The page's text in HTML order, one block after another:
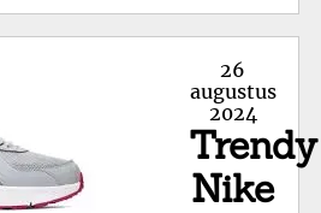
Posted
on
26
augustus
2024
Trendy
Nike